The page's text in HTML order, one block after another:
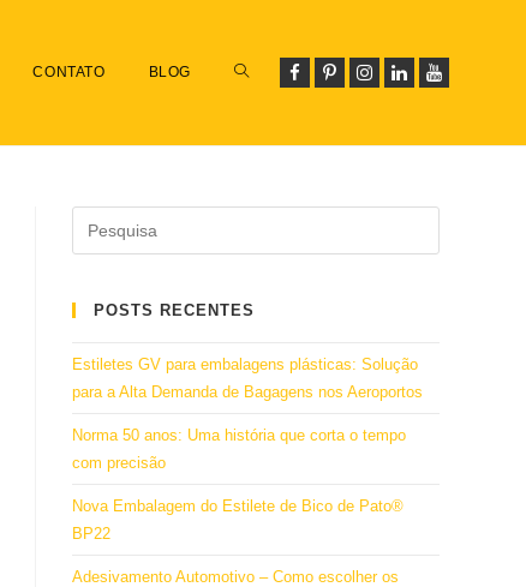
CONTATO BLOG
POSTS RECENTES
Estiletes GV para embalagens plásticas: Solução
para a Alta Demanda de Bagagens nos Aeroportos
Norma 50 anos: Uma história que corta o tempo
com precisão
Nova Embalagem do Estilete de Bico de Pato®
BP22
Adesivamento Automotivo – Como escolher os